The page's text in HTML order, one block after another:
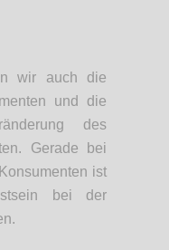
wir auch die
und die
des
Gerade bei
ist
bei der
.